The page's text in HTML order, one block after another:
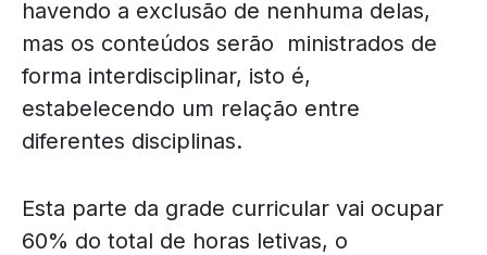
havendo a exclusão de nenhuma delas,
mas os conteúdos serão ministrados de
forma interdisciplinar, isto é,
estabelecendo um relação entre
diferentes disciplinas.
Esta parte da grade curricular vai ocupar
60% do total de horas letivas, o